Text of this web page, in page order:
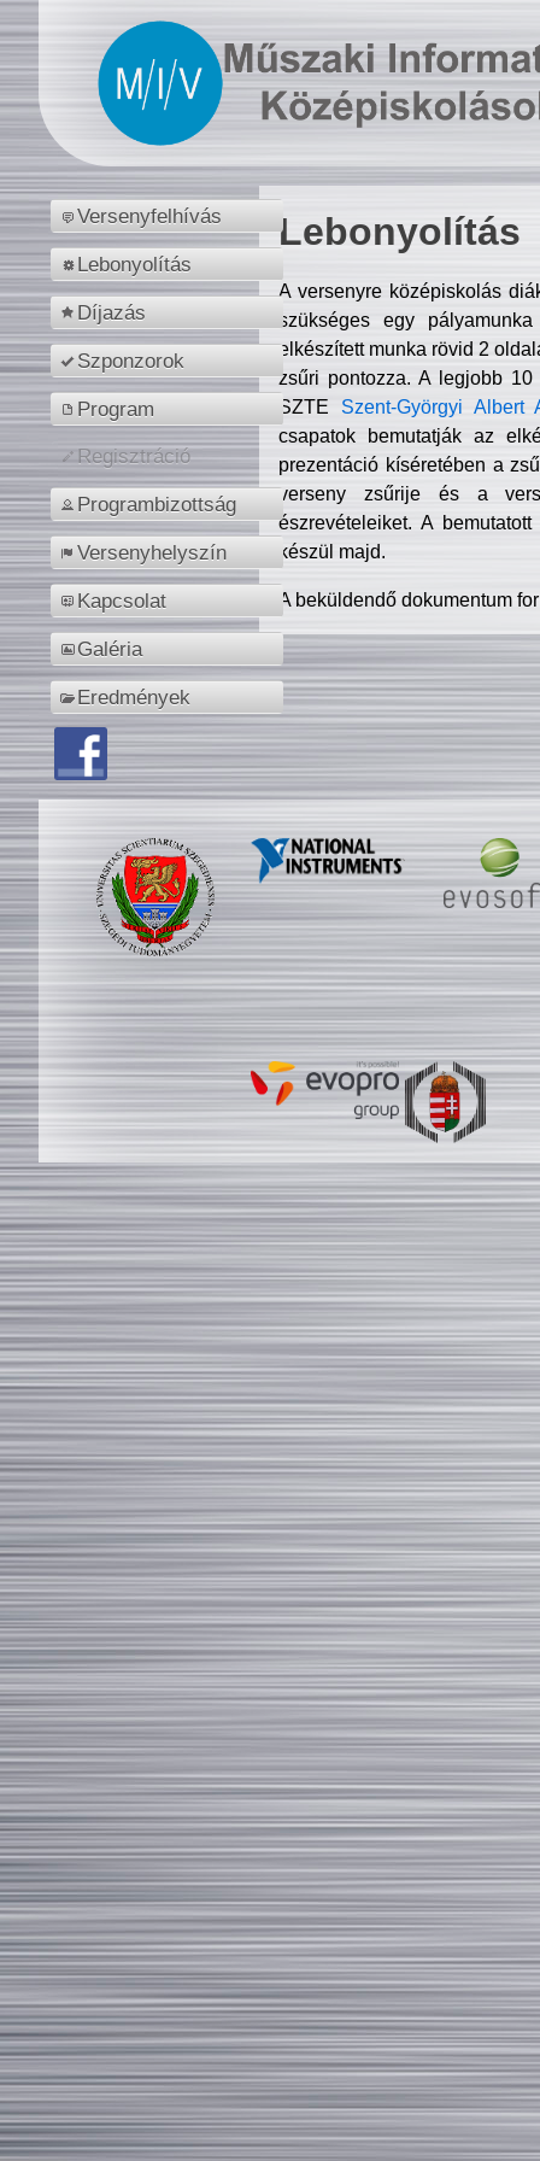
Versenyfelhívás
Lebonyolítás
Díjazás
Szponzorok
Program
Regisztráció
Programbizottság
Versenyhelyszín
Kapcsolat
Galéria
Eredmények
Lebonyolítás
A versenyre középiskolás
szükséges egy
elkészített munka rövid 2
zsűri pontozza. A legjobb
SZTE Szent-Györgyi Albert
csapatok bemutatják az
prezentáció kíséretében a
verseny zsűrije és a
észrevételeiket. A
készül majd.
A beküldendő dokumentum